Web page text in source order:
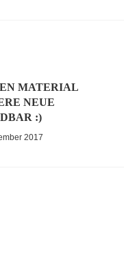
MATERIAL
NEUE
:)
2017